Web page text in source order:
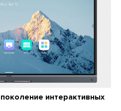
интерактивных